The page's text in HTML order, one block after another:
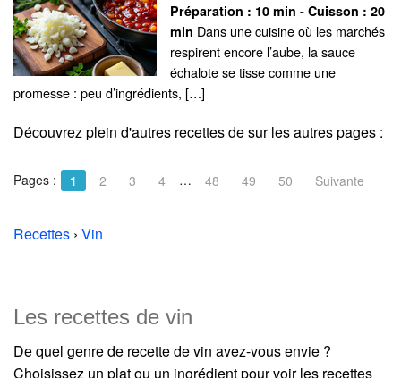
Préparation : 10 min - Cuisson : 20
min Dans une cuisine où les marchés
respirent encore l’aube, la sauce
échalote se tisse comme une
promesse : peu d’ingrédients, […]
Découvrez plein d'autres recettes desur les autres pages :
Pages : 1 2 3 4 … 48 49 50 Suivante
Recettes › Vin
Les recettes de vin
De quel genre de recette de vin avez-vous envie ?
Choisissez un plat ou un ingrédient pour voir les recettes